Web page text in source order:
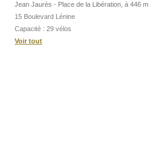
Jean Jaurès - Place de la Libération, à 446 m
15 Boulevard Lénine
Capacité : 29 vélos
Voir tout